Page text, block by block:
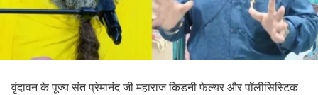
वृंदावन के पूज्य संत प्रेमानंद जी महाराज किडनी फेल्यर और पॉलीसिस्टिक